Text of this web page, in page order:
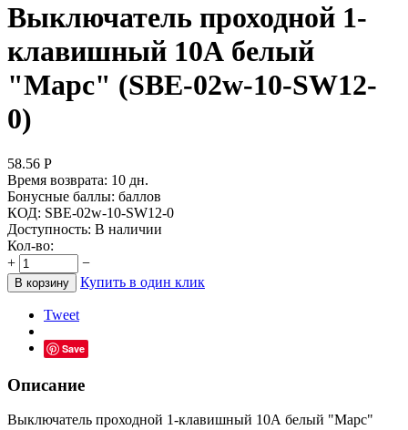
Выключатель проходной 1-
клавишный 10А белый
"Марс" (SBE-02w-10-SW12-
0)
58.56 Р
Время возврата: 10 дн.
Бонусные баллы: баллов
КОД: SBE-02w-10-SW12-0
Доступность: В наличии
Кол-во:
+
−
В корзину Купить в один клик
Tweet
Save
Описание
Выключатель проходной 1-клавишный 10А белый "Марс"